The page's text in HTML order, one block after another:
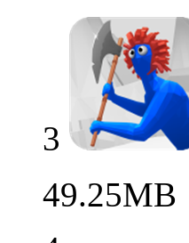
3
49.25MB